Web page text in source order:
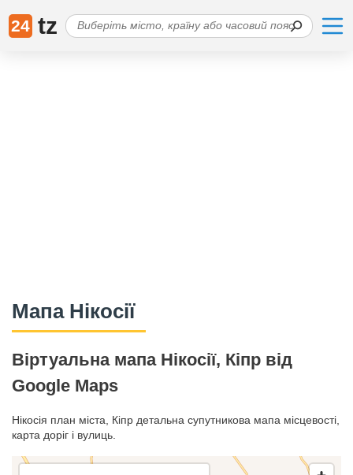
24 tz
Мапа Нікосії
Віртуальна мапа Нікосії, Кіпр від
Google Maps
Нікосія план міста, Кіпр детальна супутникова мапа місцевості,
карта доріг і вулиць.